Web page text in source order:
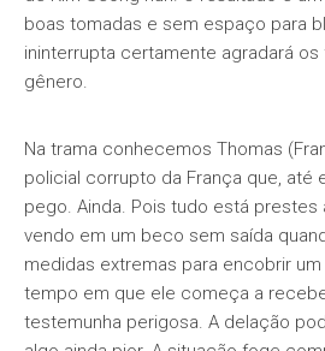
boas tomadas e sem espaço para
ininterrupta certamente agradará
gênero.
Na trama conhecemos Thomas
policial corrupto da França que, até
pego. Ainda. Pois tudo está prestes
vendo em um beco sem saída
medidas extremas para encobrir
tempo em que ele começa a
testemunha perigosa. A delação